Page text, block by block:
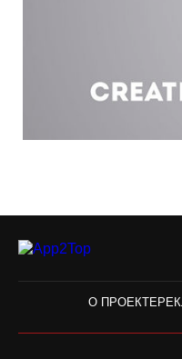
О ПРОЕКТЕ